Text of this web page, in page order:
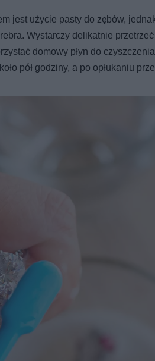
jest użycie pasty do zębów,
Wystarczy delikatnie
domowy płyn do
pół godziny, a po opłukaniu